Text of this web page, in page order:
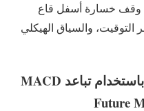
وقف خسارة أسفل قاع
التوقيت، والسياق الهيكلي
استراتيجيات تداول الانعكاس باستخدام تباعد MACD